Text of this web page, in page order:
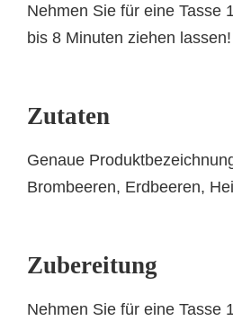
Nehmen Sie für eine Tasse
bis 8 Minuten ziehen
Zutaten
Genaue
Brombeeren, Erdbeeren,
Zubereitung
Nehmen Sie für eine Tasse